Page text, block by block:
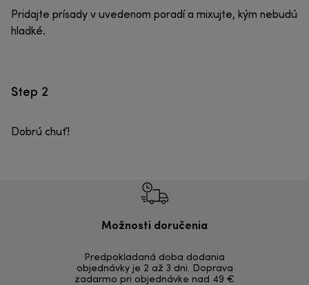
Pridajte prísady v uvedenom poradí a mixujte, kým nebudú
hladké.
Step 2
Dobrú chuť!
Možnosti doručenia
Predpokladaná doba dodania
objednávky je 2 až 3 dni. Doprava
zadarmo pri objednávke nad 49 €